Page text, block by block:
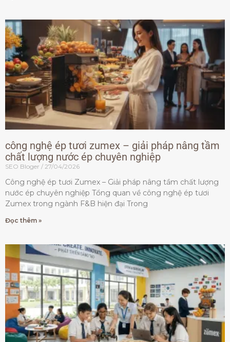
công nghệ ép tươi zumex – giải pháp nâng tầm
chất lượng nước ép chuyên nghiệp
SEO Bloger 27/04/2026
Công nghệ ép tươi Zumex – Giải pháp nâng tầm chất lượng
nước ép chuyên nghiệp Tổng quan về công nghệ ép tươi
Zumex trong ngành F&B hiện đại Trong
Đọc thêm »